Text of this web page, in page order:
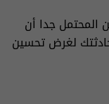
المحتمل جدا أن
لغرض تحسين